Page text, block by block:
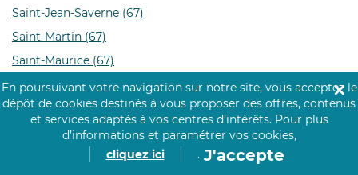
Saint-Jean-Saverne (67)
Saint-Martin (67)
Saint-Maurice (67)
Saint-Nabor (67)
Saint-Pierre (67)
Saint-Pierre-Bois (67)
En poursuivant votre navigation sur notre site, vous acceptez le
dépôt de cookies destinés à vous proposer des offres, contenus
et services adaptés à vos centres d’intérêts. Pour plus
d’informations et paramétrer vos cookies,
cliquez ici
. J'accepte
✕